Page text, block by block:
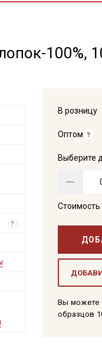
100%,
В розницу
Оптом
Выберите
Вы можете
образцов
?